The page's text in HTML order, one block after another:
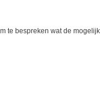
te bespreken wat de